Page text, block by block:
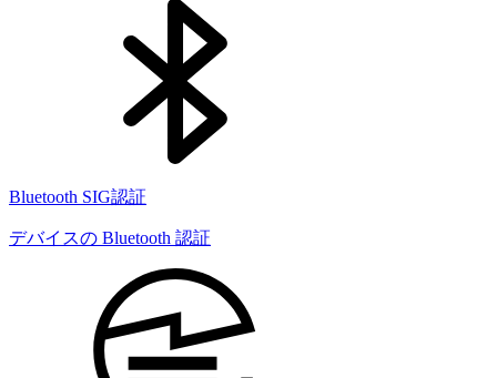
Bluetooth SIG認証
デバイスの Bluetooth 認証